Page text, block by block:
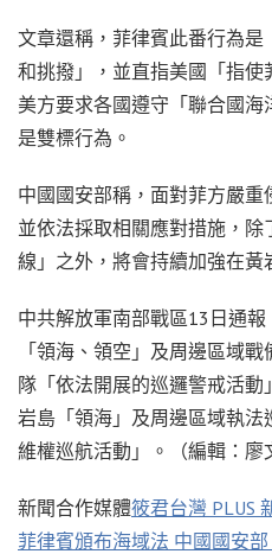
文章還稱，菲律賓此番行為
和挑撥」，並直指美國「指使
美方要求各國遵守「聯合國海
是雙標行為。
中國國安部稱，面對菲方嚴
並依法採取相關應對措施，
線」之外，將會持續加強在黃
中共解放軍南部戰區13日通
「領海、領空」及周邊區域
隊「依法開展的巡邏警戒活
岩島「領海」及周邊區域執
維權巡航活動」。（編輯：
新聞合作媒體筱君台灣 PLUS
菲律賓頒布海域法 中國國安